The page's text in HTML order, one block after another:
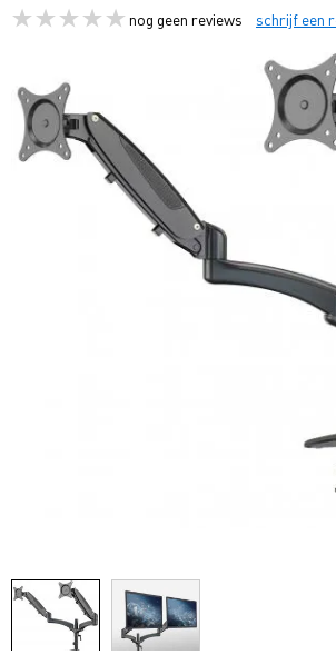
nog geen reviews schrijf een